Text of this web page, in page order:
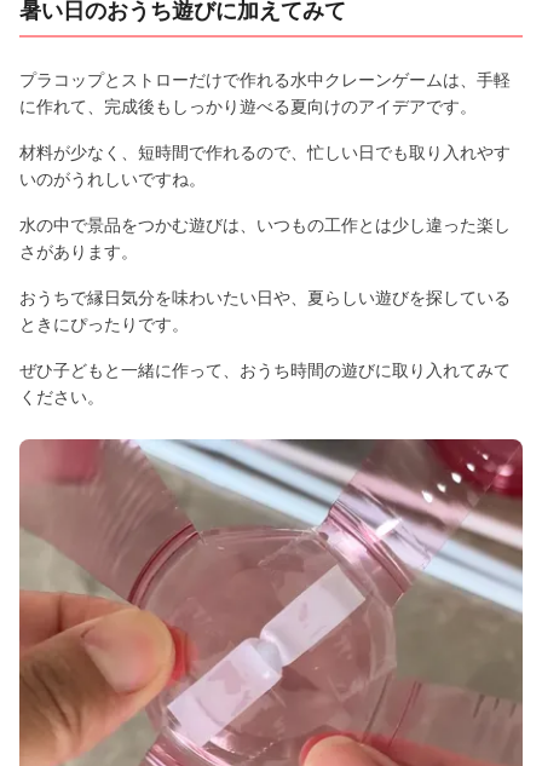
暑い日のおうち遊びに加えてみて
プラコップとストローだけで作れる水中クレーンゲームは、手軽
に作れて、完成後もしっかり遊べる夏向けのアイデアです。
材料が少なく、短時間で作れるので、忙しい日でも取り入れやす
いのがうれしいですね。
水の中で景品をつかむ遊びは、いつもの工作とは少し違った楽し
さがあります。
おうちで縁日気分を味わいたい日や、夏らしい遊びを探している
ときにぴったりです。
ぜひ子どもと一緒に作って、おうち時間の遊びに取り入れてみて
ください。